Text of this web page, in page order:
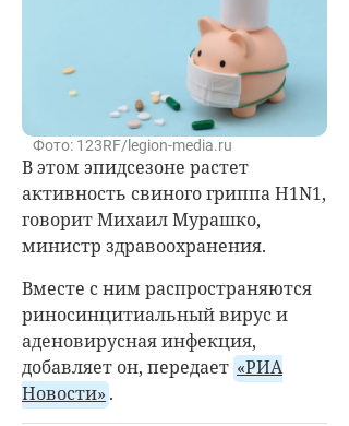
Фото: 123RF/legion-media.ru
В этом эпидсезоне растет
активность свиного гриппа H1N1,
говорит Михаил Мурашко,
министр здравоохранения.
Вместе с ним распространяются
риносинцитиальный вирус и
аденовирусная инфекция,
добавляет он, передает «РИА
Новости» .